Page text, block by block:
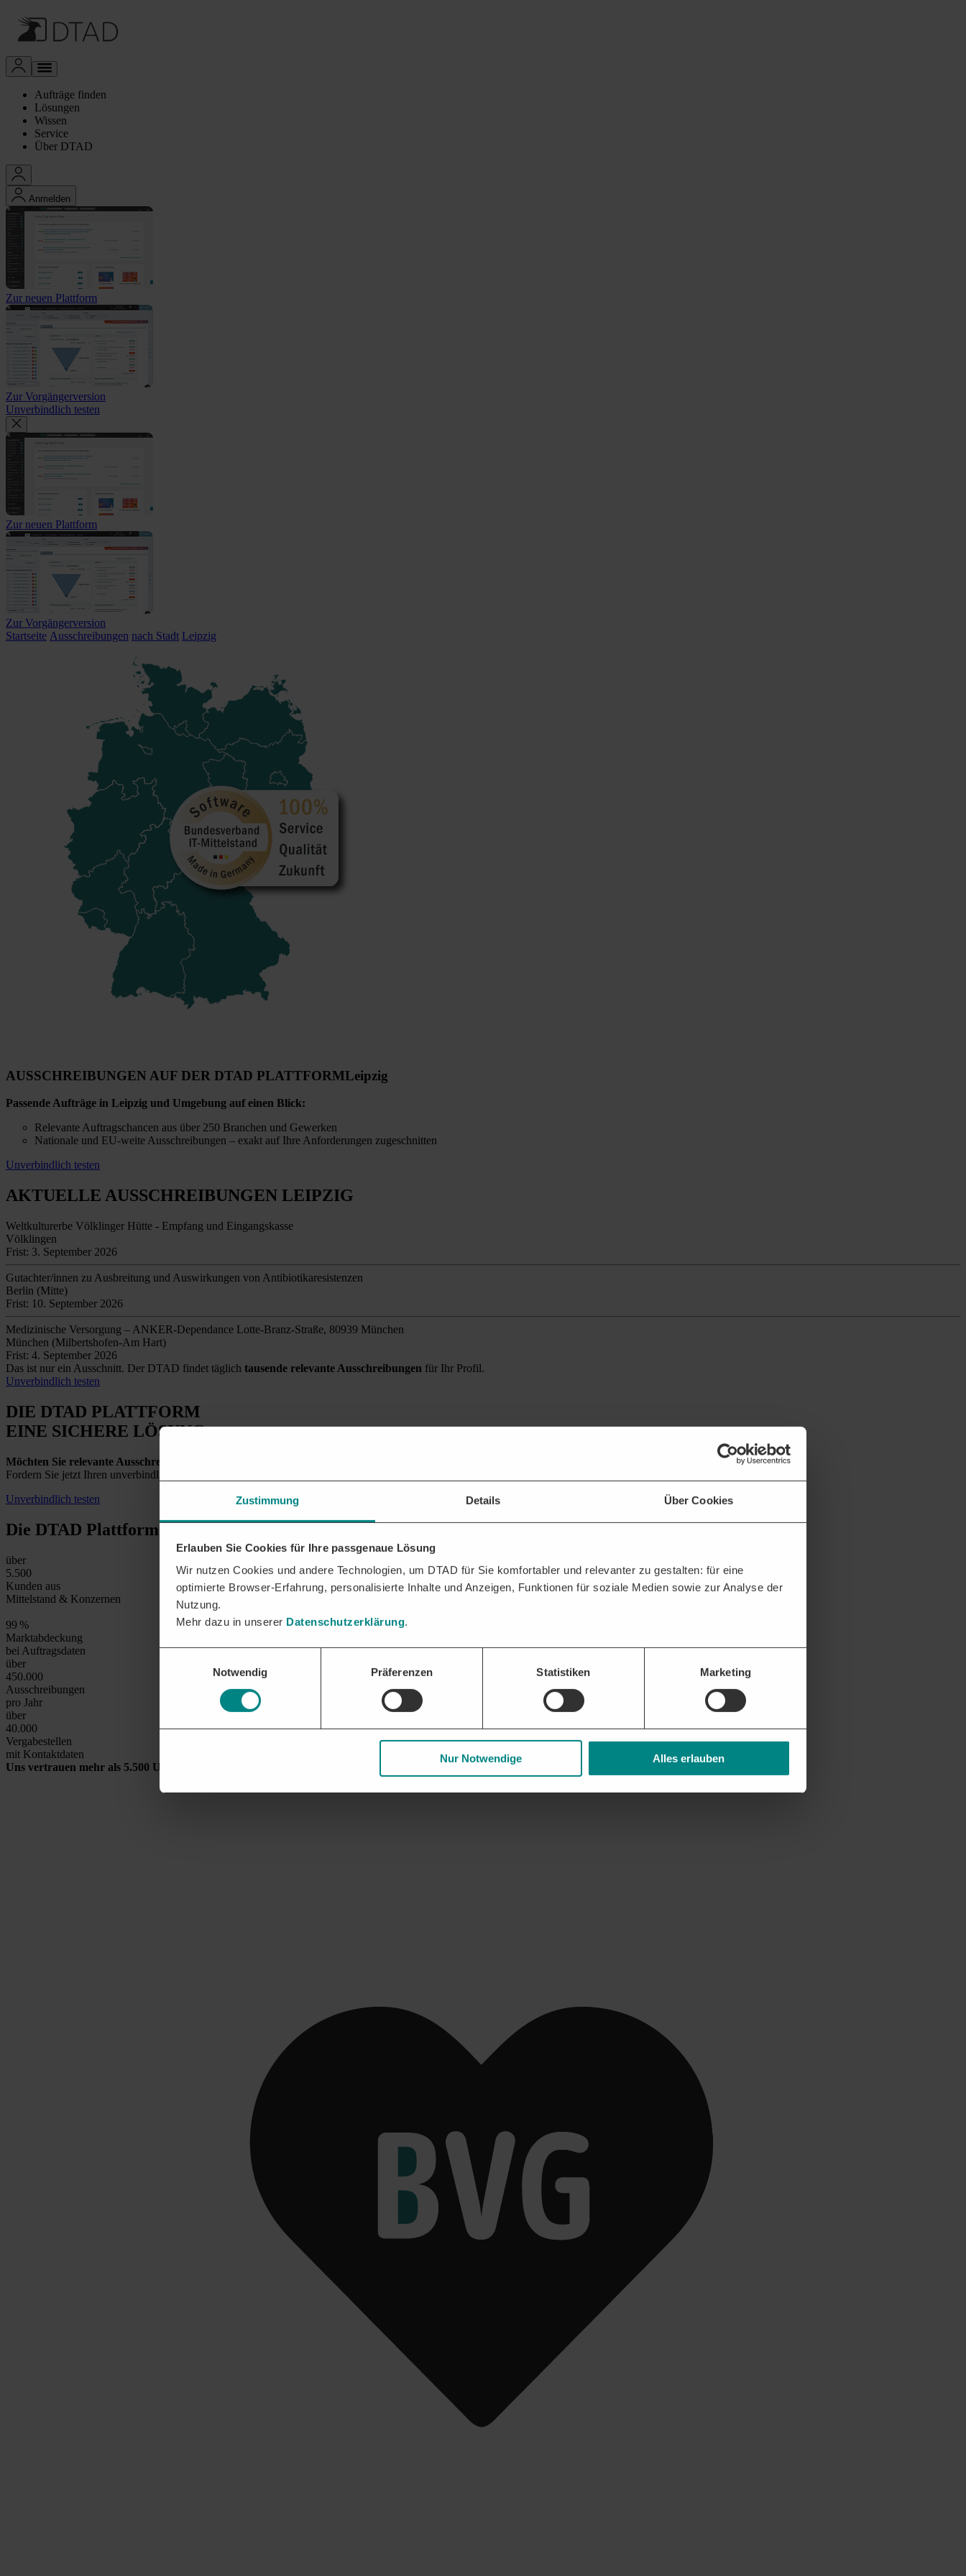
Zustimmung Details Über Cookies
Erlauben Sie Cookies für Ihre passgenaue Lösung
Wir nutzen Cookies und andere Technologien, um DTAD für Sie komfortabler und relevanter zu gestalten: für eine
optimierte Browser-Erfahrung, personalisierte Inhalte und Anzeigen, Funktionen für soziale Medien sowie zur Analyse der
Nutzung.
Mehr dazu in unserer Datenschutzerklärung.
Notwendig
Präferenzen Statistiken Marketing
Nur Notwendige Alles erlauben
Aufträge finden
Lösungen
Wissen
Service
Über DTAD
Anmelden
Zur neuen Plattform
Zur Vorgängerversion
Unverbindlich testen
Zur neuen Plattform
Zur Vorgängerversion
Startseite Ausschreibungen nach Stadt Leipzig
AUSSCHREIBUNGEN AUF DER DTAD PLATTFORMLeipzig
Passende Aufträge in Leipzig und Umgebung auf einen Blick:
Relevante Auftragschancen aus über 250 Branchen und Gewerken
Nationale und EU-weite Ausschreibungen – exakt auf Ihre Anforderungen zugeschnitten
Unverbindlich testen
AKTUELLE AUSSCHREIBUNGEN LEIPZIG
Weltkulturerbe Völklinger Hütte - Empfang und Eingangskasse
Völklingen
Frist: 3. September 2026
Gutachter/innen zu Ausbreitung und Auswirkungen von Antibiotikaresistenzen
Berlin (Mitte)
Frist: 10. September 2026
Medizinische Versorgung – ANKER-Dependance Lotte-Branz-Straße, 80939 München
München (Milbertshofen-Am Hart)
Frist: 4. September 2026
Das ist nur ein Ausschnitt. Der DTAD findet täglich tausende relevante Ausschreibungen für Ihr Profil.
Unverbindlich testen
DIE DTAD PLATTFORM
EINE SICHERE LÖSUNG
Möchten Sie relevante Ausschreibungen in Leipzig und der Umgebung finden?
Fordern Sie jetzt Ihren unverbindlichen Testzugang an und entdecken Sie alle relevanten Auftragschancen für Ihr Unternehmen.
Unverbindlich testen
Die DTAD Plattformin Zahlen
über
5.500
Kunden aus
Mittelstand & Konzernen
99 %
Marktabdeckung
bei Auftragsdaten
über
450.000
Ausschreibungen
pro Jahr
über
40.000
Vergabestellen
mit Kontaktdaten
Uns vertrauen mehr als 5.500 Unternehmen